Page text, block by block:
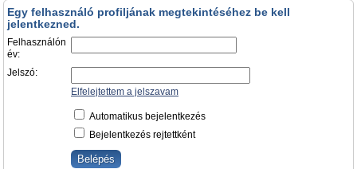
Egy felhasználó profiljának megtekintéséhez be kell
jelentkezned.
Felhasználón
év:
Jelszó:
Elfelejtettem a jelszavam
Automatikus bejelentkezés
Bejelentkezés rejtettként